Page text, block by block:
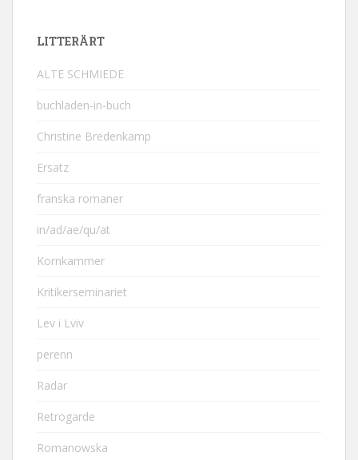
LITTERÄRT
ALTE SCHMIEDE
buchladen-in-buch
Christine Bredenkamp
Ersatz
franska romaner
in/ad/ae/qu/at
Kornkammer
Kritikerseminariet
Lev i Lviv
perenn
Radar
Retrogarde
Romanowska